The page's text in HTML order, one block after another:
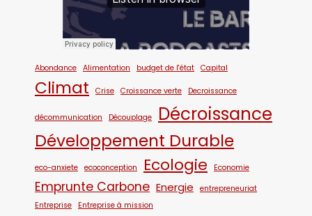
Abondance Alimentation budget de l'état Capital
Climat Crise Croissance verte Decroissance
décommunication Découplage Décroissance
Développement Durable
eco-anxiete ecoconception Ecologie Economie
Emprunte Carbone Energie
entrepreneuriat
Entreprise
Entreprise à mission